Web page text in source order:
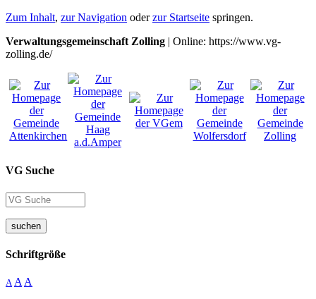
Zum Inhalt, zur Navigation oderzur Startseite springen.
Verwaltungsgemeinschaft Zolling | Online: https://www.vg-
zolling.de/
VG Suche
suchen
Schriftgröße
A A A